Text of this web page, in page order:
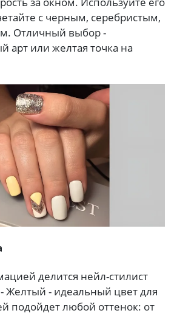
с черным, серебристым,
Отличный выбор -
арт или желтая точка на
делится нейл-стилист
Желтый - идеальный цвет для
подойдет любой оттенок: от